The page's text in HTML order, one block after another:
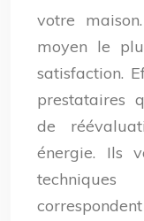
votre
moyen le
satisfaction.
prestataires
de
énergie. Ils